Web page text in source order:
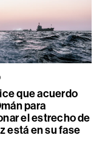
que acuerdo
para
el estrecho de
está en su fase